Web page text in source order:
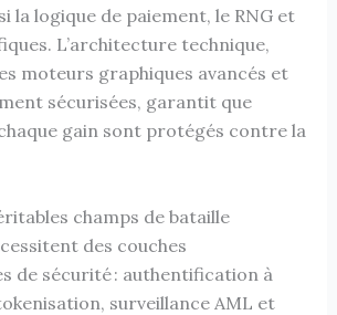
la logique de paiement, le RNG et
L’architecture technique,
moteurs graphiques avancés et
sécurisées, garantit que
gain sont protégés contre la
champs de bataille
des couches
de sécurité : authentification à
surveillance AML et